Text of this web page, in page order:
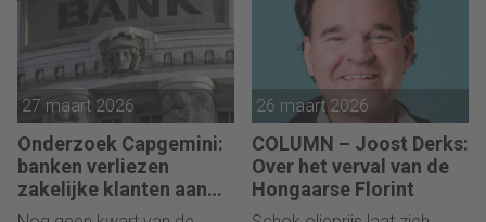
27 maart 2026
Onderzoek Capgemini:
banken verliezen
zakelijke klanten aan
fintechs
26 maart 2026
COLUMN – Joost Derks:
Over het verval van de
Hongaarse Florint